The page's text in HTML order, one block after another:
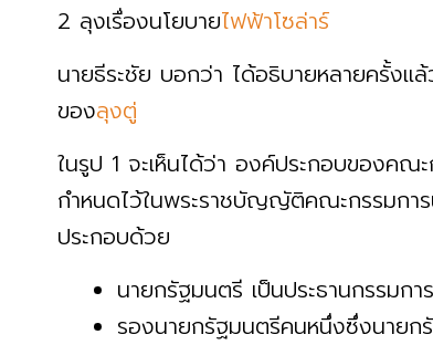
2 ลุงเรื่องนโยบายไฟฟ้าโซล่าร์
นายธีระชัย บอกว่า ได้อธิบายหลายครั้งแล้
ของลุงตู่
ในรูป 1 จะเห็นได้ว่า องค์ประกอบของค
กำหนดไว้ในพระราชบัญญัติคณะกรรมกา
ประกอบด้วย
นายกรัฐมนตรี เป็นประธานกรรมการ
รองนายกรัฐมนตรีคนหนึ่งซึ่งนายก